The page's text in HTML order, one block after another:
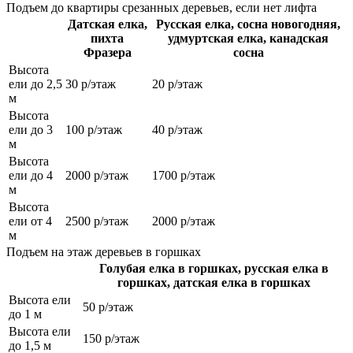
Подъем до квартиры срезанных деревьев, если нет лифта
Датская елка,
пихта
Фразера
Русская елка, сосна новогодняя,
удмуртская елка, канадская
сосна
Высота
ели до 2,5
м
30 р/этаж 20 р/этаж
Высота
ели до 3
м
100 р/этаж 40 р/этаж
Высота
ели до 4
м
2000 р/этаж 1700 р/этаж
Высота
ели от 4
м
2500 р/этаж 2000 р/этаж
Подъем на этаж деревьев в горшках
Голубая елка в горшках, русская елка в
горшках, датская елка в горшках
Высота ели
до 1 м
50 р/этаж
Высота ели
до 1,5 м
150 р/этаж